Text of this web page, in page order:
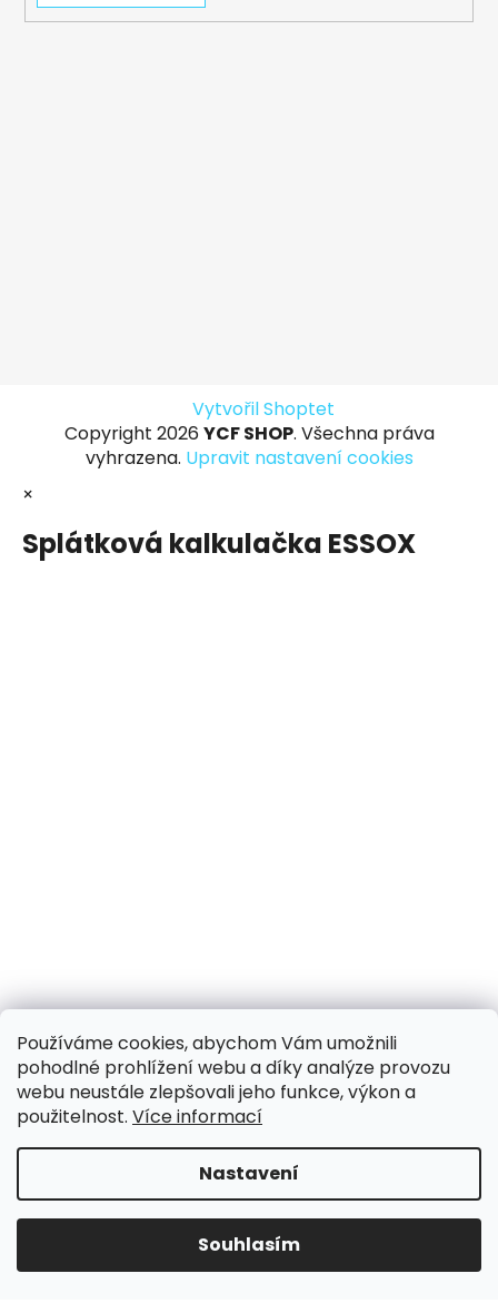
Používáme cookies, abychom Vám umožnili
pohodlné prohlížení webu a díky analýze provozu
webu neustále zlepšovali jeho funkce, výkon a
použitelnost. Více informací
Nastavení
Souhlasím
31.7.-8.8. DOVOLENÁ, objednávky a dotazy vyřídíme
po dovolené. Během dovolené nevyřizujeme
Vytvořil Shoptet
Copyright 2026 YCF SHOP. Všechna práva
vyhrazena. Upravit nastavení cookies
×
Splátková kalkulačka ESSOX